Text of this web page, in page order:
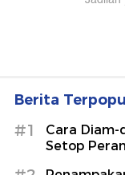
Berita
#1
Cara Diam-
Setop